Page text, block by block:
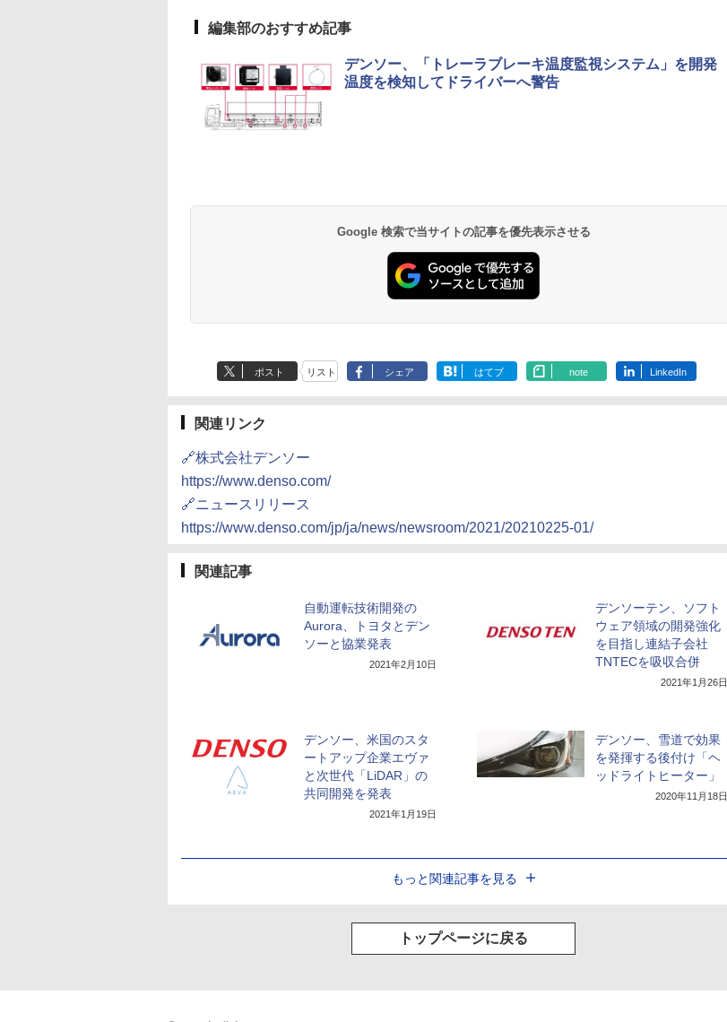
編集部のおすすめ記事
デンソー、「トレーラブレーキ温度監視システム」を開発
温度を検知してドライバーへ警告
Google 検索で当サイトの記事を優先表示させる
ポスト リスト シェア はてブ note LinkedIn
関連リンク
🔗株式会社デンソー
https://www.denso.com/
🔗ニュースリリース
https://www.denso.com/jp/ja/news/newsroom/2021/20210225-01/
関連記事
自動運転技術開発の
Aurora、トヨタとデン
ソーと協業発表
2021年2月10日
デンソーテン、ソフト
ウェア領域の開発強化
を目指し連結子会社
TNTECを吸収合併
2021年1月26日
デンソー、米国のスタ
ートアップ企業エヴァ
と次世代「LiDAR」の
共同開発を発表
2021年1月19日
デンソー、雪道で効果
を発揮する後付け「ヘ
ッドライトヒーター」
2020年11月18日
もっと関連記事を見る
トップページに戻る